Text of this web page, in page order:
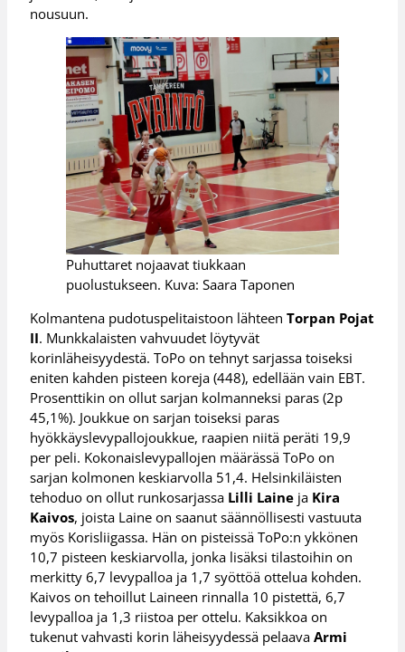
nousuun.
Puhuttaret nojaavat tiukkaan
puolustukseen. Kuva: Saara Taponen
Kolmantena pudotuspelitaistoon lähteenTorpan Pojat
II. Munkkalaisten vahvuudet löytyvät
korinläheisyydestä. ToPo on tehnyt sarjassa toiseksi
eniten kahden pisteen koreja (448), edellään vain EBT.
Prosenttikin on ollut sarjan kolmanneksi paras (2p
45,1%). Joukkue on sarjan toiseksi paras
hyökkäyslevypallojoukkue, raapien niitä peräti 19,9
per peli. Kokonaislevypallojen määrässä ToPo on
sarjan kolmonen keskiarvolla 51,4. Helsinkiläisten
tehoduo on ollut runkosarjassa Lilli Laine ja Kira
Kaivos, joista Laine on saanut säännöllisesti vastuuta
myös Korisliigassa. Hän on pisteissä ToPo:n ykkönen
10,7 pisteen keskiarvolla, jonka lisäksi tilastoihin on
merkitty 6,7 levypalloa ja 1,7 syöttöä ottelua kohden.
Kaivos on tehoillut Laineen rinnalla 10 pistettä, 6,7
levypalloa ja 1,3 riistoa per ottelu. Kaksikkoa on
tukenut vahvasti korin läheisyydessä pelaavaArmi